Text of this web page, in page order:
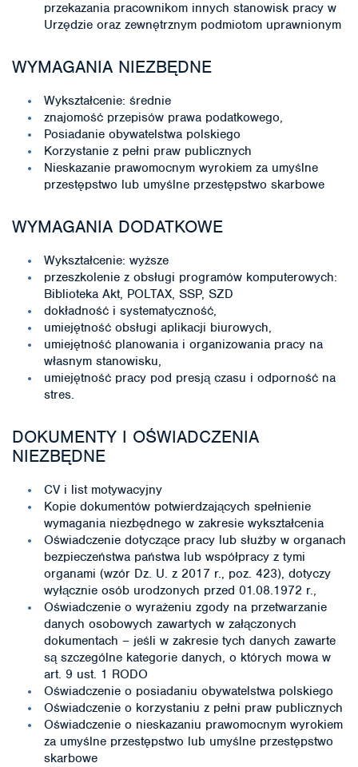
przekazania pracownikom innych stanowisk pracy w
Urzędzie oraz zewnętrznym podmiotom uprawnionym
WYMAGANIA NIEZBĘDNE
Wykształcenie: średnie
znajomość przepisów prawa podatkowego,
Posiadanie obywatelstwa polskiego
Korzystanie z pełni praw publicznych
Nieskazanie prawomocnym wyrokiem za umyślne
przestępstwo lub umyślne przestępstwo skarbowe
WYMAGANIA DODATKOWE
Wykształcenie: wyższe
przeszkolenie z obsługi programów komputerowych:
Biblioteka Akt, POLTAX, SSP, SZD
dokładność i systematyczność,
umiejętność obsługi aplikacji biurowych,
umiejętność planowania i organizowania pracy na
własnym stanowisku,
umiejętność pracy pod presją czasu i odporność na
stres.
DOKUMENTY I OŚWIADCZENIA
NIEZBĘDNE
CV i list motywacyjny
Kopie dokumentów potwierdzających spełnienie
wymagania niezbędnego w zakresie wykształcenia
Oświadczenie dotyczące pracy lub służby w organach
bezpieczeństwa państwa lub współpracy z tymi
organami (wzór Dz. U. z 2017 r., poz. 423), dotyczy
wyłącznie osób urodzonych przed 01.08.1972 r.,
Oświadczenie o wyrażeniu zgody na przetwarzanie
danych osobowych zawartych w załączonych
dokumentach – jeśli w zakresie tych danych zawarte
są szczególne kategorie danych, o których mowa w
art. 9 ust. 1 RODO
Oświadczenie o posiadaniu obywatelstwa polskiego
Oświadczenie o korzystaniu z pełni praw publicznych
Oświadczenie o nieskazaniu prawomocnym wyrokiem
za umyślne przestępstwo lub umyślne przestępstwo
skarbowe